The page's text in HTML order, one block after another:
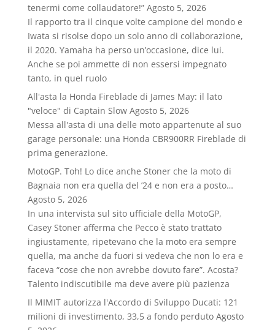
tenermi come collaudatore!” Agosto 5, 2026
Il rapporto tra il cinque volte campione del mondo e
Iwata si risolse dopo un solo anno di collaborazione,
il 2020. Yamaha ha perso un’occasione, dice lui.
Anche se poi ammette di non essersi impegnato
tanto, in quel ruolo
All'asta la Honda Fireblade di James May: il lato
"veloce" di Captain Slow Agosto 5, 2026
Messa all'asta di una delle moto appartenute al suo
garage personale: una Honda CBR900RR Fireblade di
prima generazione.
MotoGP. Toh! Lo dice anche Stoner che la moto di
Bagnaia non era quella del ’24 e non era a posto…
Agosto 5, 2026
In una intervista sul sito ufficiale della MotoGP,
Casey Stoner afferma che Pecco è stato trattato
ingiustamente, ripetevano che la moto era sempre
quella, ma anche da fuori si vedeva che non lo era e
faceva “cose che non avrebbe dovuto fare”. Acosta?
Talento indiscutibile ma deve avere più pazienza
Il MIMIT autorizza l'Accordo di Sviluppo Ducati: 121
milioni di investimento, 33,5 a fondo perduto Agosto